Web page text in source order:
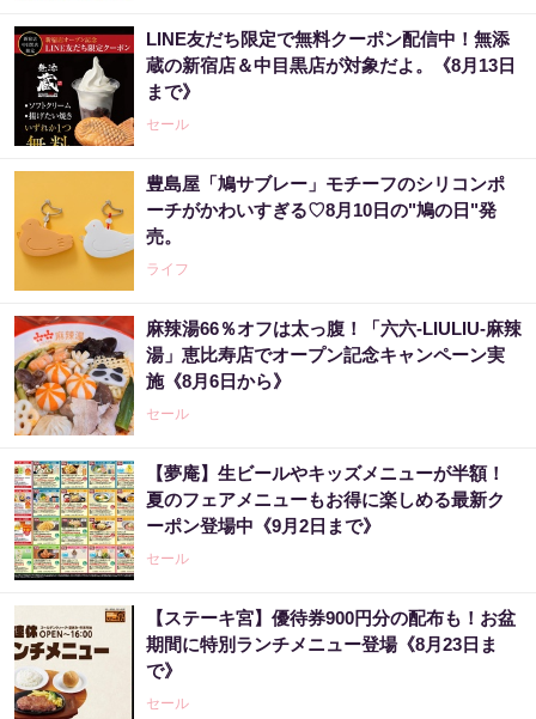
LINE友だち限定で無料クーポン配信中！無添
蔵の新宿店＆中目黒店が対象だよ。《8月13日
まで》
セール
豊島屋「鳩サブレー」モチーフのシリコンポ
ーチがかわいすぎる♡8月10日の"鳩の日"発
売。
ライフ
麻辣湯66％オフは太っ腹！「六六-LIULIU-麻辣
湯」恵比寿店でオープン記念キャンペーン実
施《8月6日から》
セール
【夢庵】生ビールやキッズメニューが半額！
夏のフェアメニューもお得に楽しめる最新ク
ーポン登場中《9月2日まで》
セール
【ステーキ宮】優待券900円分の配布も！お盆
期間に特別ランチメニュー登場《8月23日ま
で》
セール